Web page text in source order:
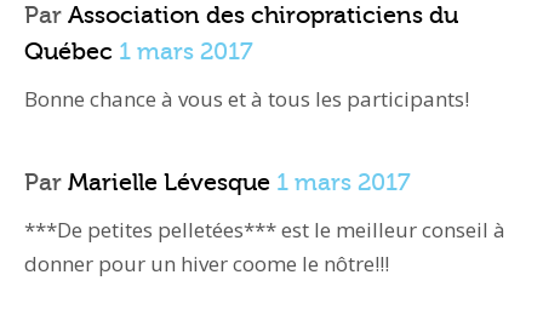
Par Association des chiropraticiens du
Québec 1 mars 2017
Bonne chance à vous et à tous les participants!
Par Marielle Lévesque 1 mars 2017
***De petites pelletées*** est le meilleur conseil à
donner pour un hiver coome le nôtre!!!